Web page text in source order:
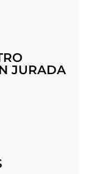
JURADA